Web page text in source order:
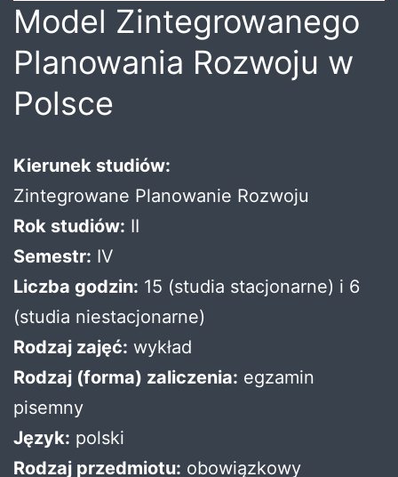
Model Zintegrowanego
Planowania Rozwoju w
Polsce
Kierunek studiów:
Zintegrowane Planowanie Rozwoju
Rok studiów: II
Semestr: IV
Liczba godzin: 15 (studia stacjonarne) i 6
(studia niestacjonarne)
Rodzaj zajęć: wykład
Rodzaj (forma) zaliczenia: egzamin
pisemny
Język: polski
Rodzaj przedmiotu: obowiązkowy